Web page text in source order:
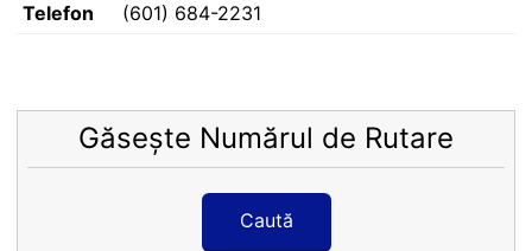
Telefon
(601) 684-2231
Găsește Numărul de Rutare
Caută